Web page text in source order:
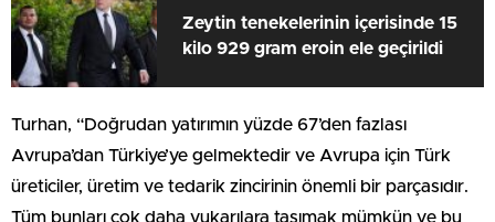
Zeytin tenekelerinin içerisinde 15
kilo 929 gram eroin ele geçirildi
Turhan, “Doğrudan yatırımın yüzde 67’den fazlası
Avrupa’dan Türkiye’ye gelmektedir ve Avrupa için Türk
üreticiler, üretim ve tedarik zincirinin önemli bir parçasıdır.
Tüm bunları çok daha yukarılara taşımak mümkün ve bu